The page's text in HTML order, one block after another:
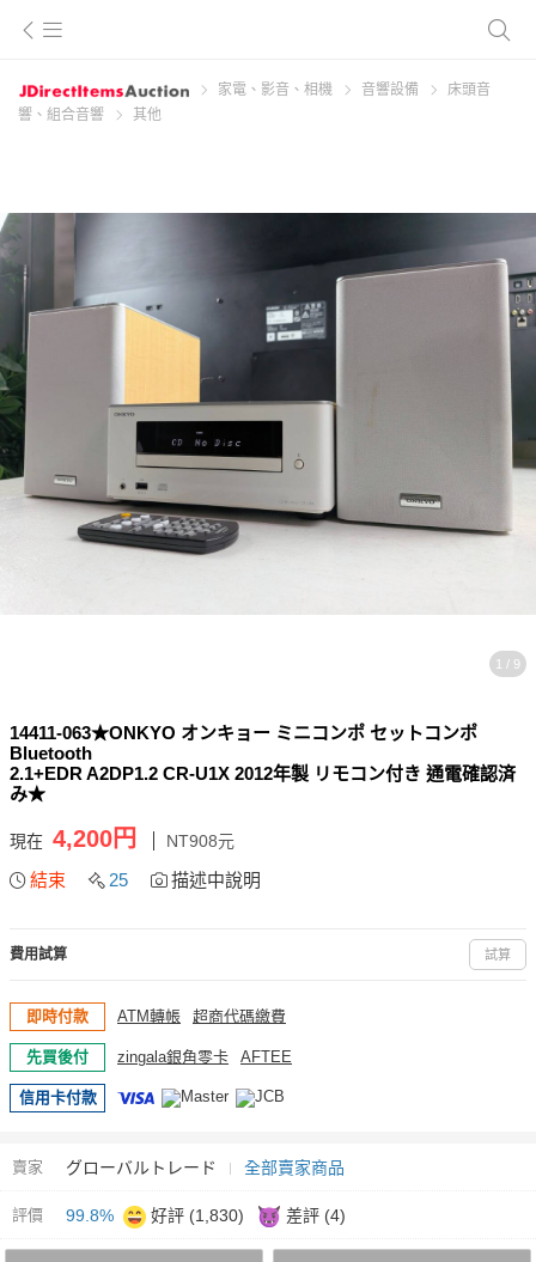
家電、影音、相機 音響設備
床頭音
響、組合音響
其他
1 / 9
14411-063★ONKYO オンキョー ミニコンポ セットコンポ
Bluetooth
2.1+EDR A2DP1.2 CR-U1X 2012年製 リモコン付き 通電確認済
み★
現在 4,200円 NT908元
結束 25 描述中說明
費用試算 試算
即時付款 ATM轉帳 超商代碼繳費
先買後付 zingala銀角零卡 AFTEE
信用卡付款
賣家 グローバルトレード 全部賣家商品
評價 99.8% 好評 (1,830) 差評 (4)